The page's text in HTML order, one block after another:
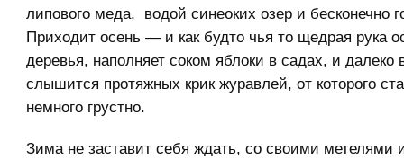
липового меда, водой синеоких озер и бесконечно
Приходит осень — и как будто чья то щедрая рука
деревья, наполняет соком яблоки в садах, и далеко
слышится протяжных крик журавлей, от которого
немного грустно.
Зима не заставит себя ждать, со своими метелями